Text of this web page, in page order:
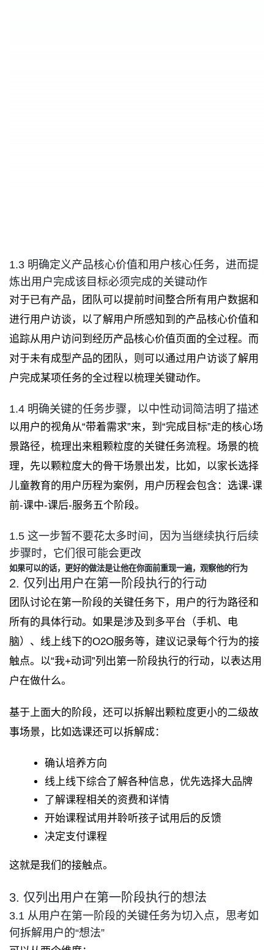
1.3 明确定义产品核心价值和用户核心任务，进而提
炼出用户完成该目标必须完成的关键动作
对于已有产品，团队可以提前时间整合所有用户数据和
进行用户访谈，以了解用户所感知到的产品核心价值和
追踪从用户访问到经历产品核心价值页面的全过程。而
对于未有成型产品的团队，则可以通过用户访谈了解用
户完成某项任务的全过程以梳理关键动作。
1.4 明确关键的任务步骤，以中性动词简洁明了描述
以用户的视角从“带着需求”来，到“完成目标”走的核心场
景路径，梳理出来粗颗粒度的关键任务流程。场景的梳
理，先以颗粒度大的骨干场景出发，比如，以家长选择
儿童教育的用户历程为案例，用户历程会包含：选课-课
前-课中-课后-服务五个阶段。
1.5 这一步暂不要花太多时间，因为当继续执行后续
步骤时，它们很可能会更改
如果可以的话，更好的做法是让他在你面前重现一遍，观察他的行为
2. 仅列出用户在第一阶段执行的行动
团队讨论在第一阶段的关键任务下，用户的行为路径和
所有的具体行动。如果是涉及到多平台（手机、电
脑）、线上线下的O2O服务等，建议记录每个行为的接
触点。以“我+动词”列出第一阶段执行的行动，以表达用
户在做什么。
基于上面大的阶段，还可以拆解出颗粒度更小的二级故
事场景，比如选课还可以拆解成：
确认培养方向
线上线下综合了解各种信息，优先选择大品牌
了解课程相关的资费和详情
开始课程试用并聆听孩子试用后的反馈
决定支付课程
这就是我们的接触点。
3. 仅列出用户在第一阶段执行的想法
3.1 从用户在第一阶段的关键任务为切入点，思考如
何拆解用户的“想法”